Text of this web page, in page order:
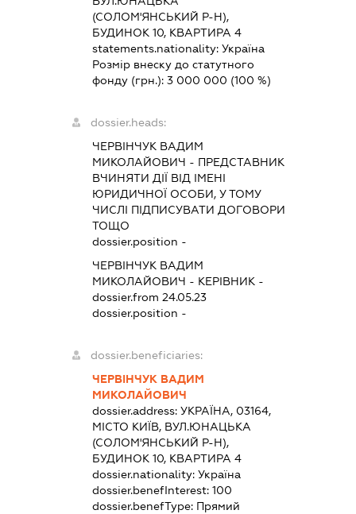
(СОЛОМ'ЯНСЬКИЙ Р-Н),
БУДИНОК 10, КВАРТИРА 4
statements.nationality: Україна
Розмір внеску до статутного
фонду (грн.): 3 000 000 (100 %)
dossier.heads:
ЧЕРВІНЧУК ВАДИМ
МИКОЛАЙОВИЧ - ПРЕДСТАВНИК
ВЧИНЯТИ ДІЇ ВІД ІМЕНІ
ЮРИДИЧНОЇ ОСОБИ, У ТОМУ
ЧИСЛІ ПІДПИСУВАТИ ДОГОВОРИ
ТОЩО
dossier.position -
ЧЕРВІНЧУК ВАДИМ
МИКОЛАЙОВИЧ - КЕРІВНИК -
dossier.from 24.05.23
dossier.position -
dossier.beneficiaries:
ЧЕРВІНЧУК ВАДИМ
МИКОЛАЙОВИЧ
dossier.address: УКРАЇНА, 03164,
МІСТО КИЇВ, ВУЛ.ЮНАЦЬКА
(СОЛОМ'ЯНСЬКИЙ Р-Н),
БУДИНОК 10, КВАРТИРА 4
dossier.nationality: Україна
dossier.benefInterest: 100
dossier.benefType: Прямий